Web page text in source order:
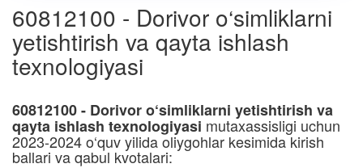
60812100 - Dorivor o‘simliklarni
yetishtirish va qayta ishlash
texnologiyasi
60812100 - Dorivor o‘simliklarni yetishtirish va
qayta ishlash texnologiyasi mutaxassisligi uchun
2023-2024 o‘quv yilida oliygohlar kesimida kirish
ballari va qabul kvotalari: